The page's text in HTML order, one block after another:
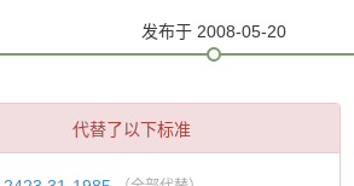
发布于 2008-05-20
代替了以下标准